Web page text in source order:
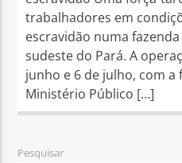
trabalhadores em
escravidão numa
sudeste do Pará. A
junho e 6 de julho, com a
Ministério Público […]
Pesquisar